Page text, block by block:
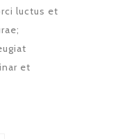
luctus et
et